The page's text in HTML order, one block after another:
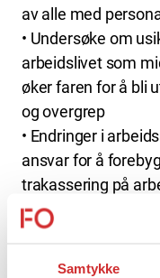
Samtykke
av alle med
• Undersøke om
arbeidslivet som
øker faren for å bli
og overgrep
• Endringer i
ansvar for å
trakassering på
av
• Utrede lovfesting